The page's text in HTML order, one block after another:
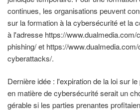
continues, les organisations peuvent
sur la formation à la cybersécurité et la
à l'adresse https://
phishing/ et https://
cyberattacks/.
Dernière idée : l'expiration de la loi sur
en matière de cybersécurité serait un
gérable si les parties prenantes